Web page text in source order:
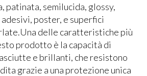
patinata, semilucida, glossy,
poster, e superfici
delle caratteristiche più
prodotto è la capacità di
e brillanti, che resistono
grazie a una protezione unica